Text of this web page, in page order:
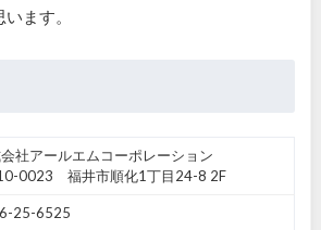
ます。
社アールエムコーポレーション
0023 福井市順化1丁目24-8 2F
25-6525